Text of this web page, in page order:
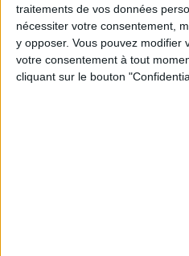
traitements de vos données
nécessiter votre consentement,
y opposer. Vous pouvez modifier
votre consentement à tout
cliquant sur le bouton